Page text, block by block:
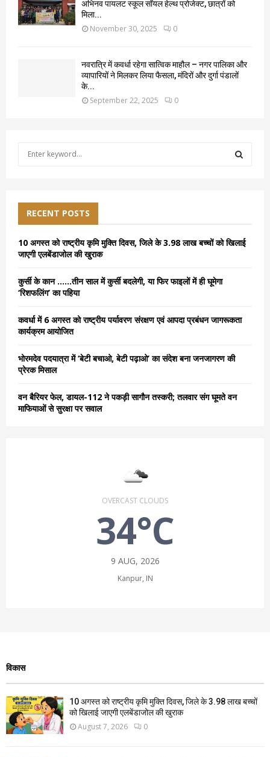
अभिनव पायलट स्कूल सॉयल हेल्थ प्रोजेक्ट, छात्रों को
मिला...
November 30, 2025 0
नवरात्रि में कवर्धा रहेगा सात्विक माहौल – नगर पालिका और
व्यापारियों ने मिलकर लिया फैसला, मंदिरों और दुर्गा पंडालों
के...
September 22, 2025 0
f
r
RECENT POSTS
10 अगस्त को राष्ट्रीय कृमि मुक्ति दिवस, जिले के 3.98 लाख बच्चों को खिलाई
जाएगी एलबेंडाजोल की खुराक
कुर्सी के कान ……तीन साल में कुर्सी बदलेगी, या फिर फाइलों में ही घूमेगा
‘रिशफलिंग’ का पहिया
कवर्धा में 6 अगस्त को राष्ट्रीय पर्यावरण संरक्षण एवं आपदा प्रबंधन जागरूकता
कार्यक्रम आयोजित
भोरमदेव पदयात्रा में ‘बेटी बचाओ, बेटी पढ़ाओ’ का संदेश बना जनजागरण की
प्रेरक मिसाल
वन बैरियर फेल, डायल-112 ने पकड़ी सागौन तस्करी; तलवार संग घूमते वन
माफियाओं से सुरक्षा पर सवाल
OVERCAST CLOUDS
34°C
9 AUG, 2026
Kanpur, IN
विकास
10 अगस्त को राष्ट्रीय कृमि मुक्ति दिवस, जिले के 3.98 लाख बच्चों
को खिलाई जाएगी एलबेंडाजोल की खुराक
August 7, 2026 0